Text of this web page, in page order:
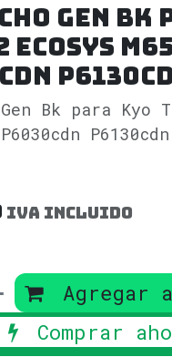
Gen Bk
Ecosys
Bk para Kyo
P6130cdn
IVA incluido
Agregar
Comprar